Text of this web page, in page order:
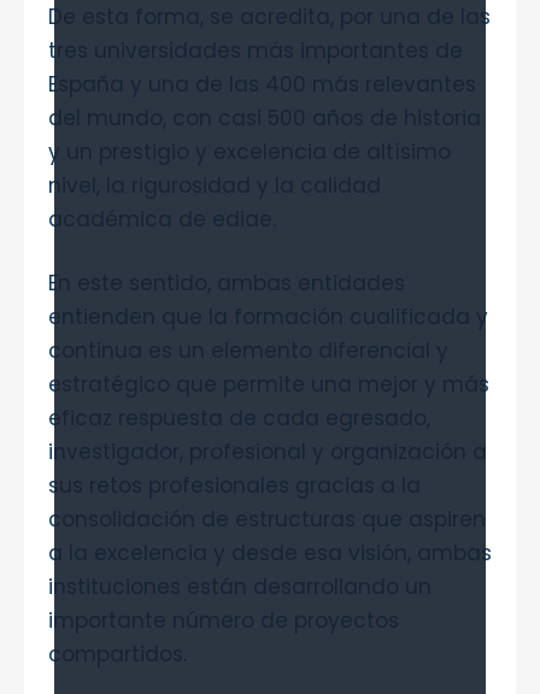
De esta forma, se acredita, por una de las
tres universidades más importantes de
España y una de las 400 más relevantes
del mundo, con casi 500 años de historia
y un prestigio y excelencia de altísimo
nivel, la rigurosidad y la calidad
académica de ediae.
En este sentido, ambas entidades
entienden que la formación cualificada y
continua es un elemento diferencial y
estratégico que permite una mejor y más
eficaz respuesta de cada egresado,
investigador, profesional y organización a
sus retos profesionales gracias a la
consolidación de estructuras que aspiren
a la excelencia y desde esa visión, ambas
instituciones están desarrollando un
importante número de proyectos
compartidos.